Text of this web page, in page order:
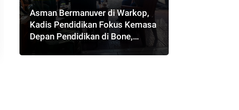
Asman Bermanuver di Warkop,
Kadis Pendidikan Fokus Kemasa
Depan Pendidikan di Bone,
Akankah Terwujud Pasangan